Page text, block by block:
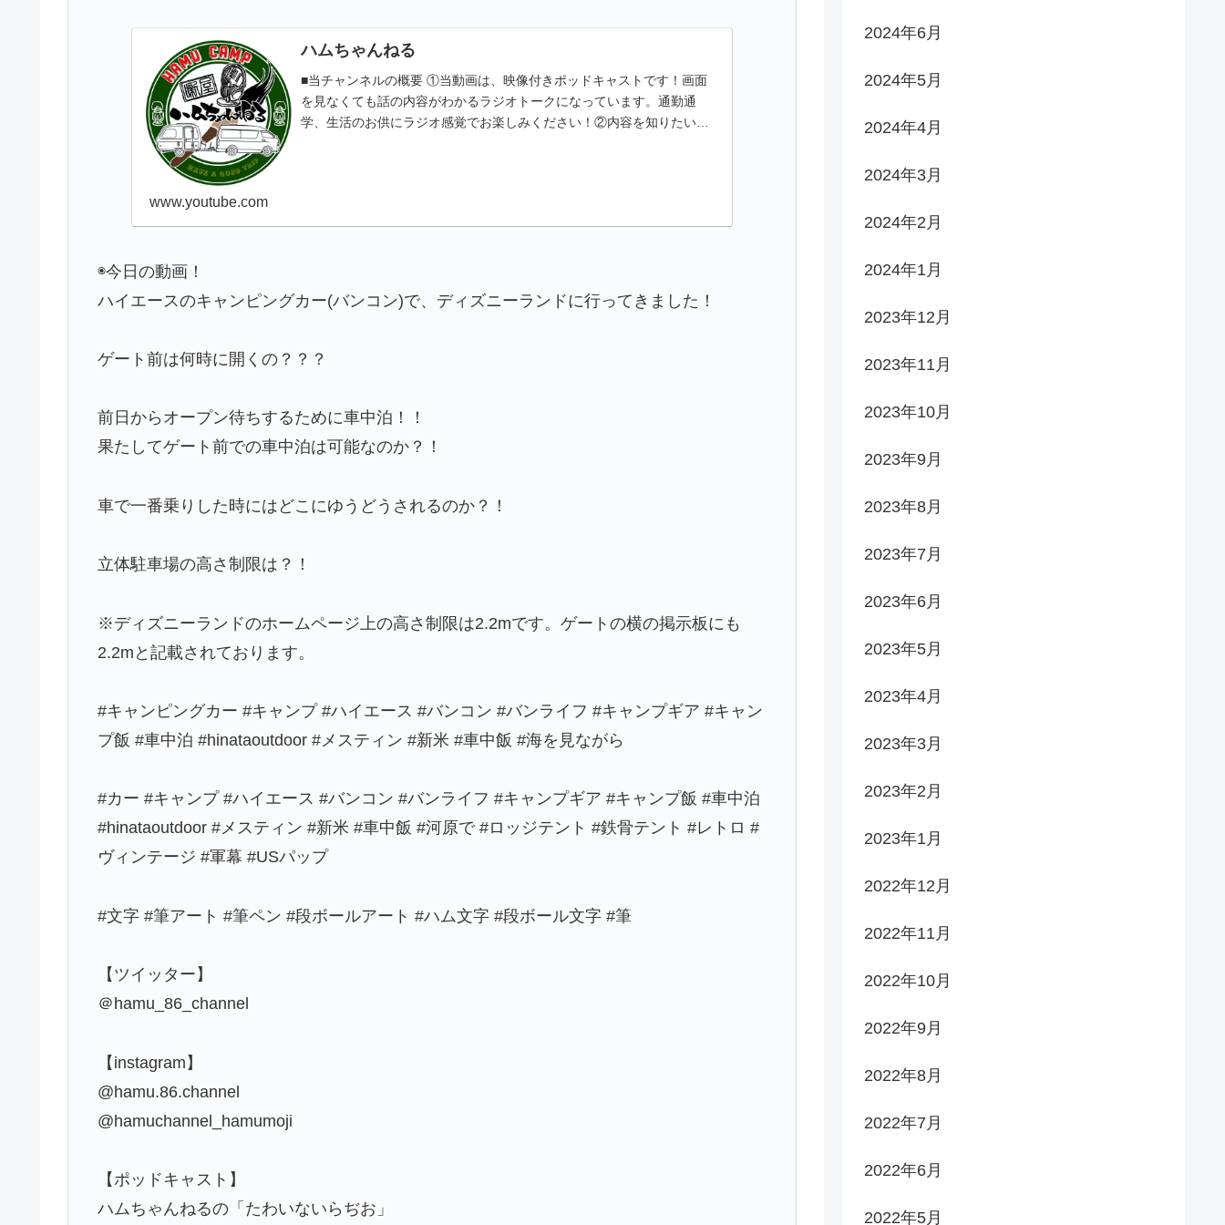
ハムちゃんねる
■当チャンネルの概要 ①当動画は、映像付きポッドキャストです！画面
を見なくても話の内容がわかるラジオトークになっています。通勤通
学、生活のお供にラジオ感覚でお楽しみください！②内容を知りたいと
www.youtube.com
◉今日の動画！
ハイエースのキャンピングカー(バンコン)で、ディズニーランドに行ってきました！
ゲート前は何時に開くの？？？
前日からオープン待ちするために車中泊！！
果たしてゲート前での車中泊は可能なのか？！
車で一番乗りした時にはどこにゆうどうされるのか？！
立体駐車場の高さ制限は？！
※ディズニーランドのホームページ上の高さ制限は2.2mです。ゲートの横の掲示板にも
2.2mと記載されております。
#キャンピングカー #キャンプ #ハイエース #バンコン #バンライフ #キャンプギア #キャン
プ飯 #車中泊 #hinataoutdoor #メスティン #新米 #車中飯 #海を見ながら
#カー #キャンプ #ハイエース #バンコン #バンライフ #キャンプギア #キャンプ飯 #車中泊
#hinataoutdoor #メスティン #新米 #車中飯 #河原で #ロッジテント #鉄骨テント #レトロ #
ヴィンテージ #軍幕 #USパップ
#文字 #筆アート #筆ペン #段ボールアート #ハム文字 #段ボール文字 #筆
【ツイッター】
＠hamu_86_channel
【instagram】
@hamu.86.channel
@hamuchannel_hamumoji
【ポッドキャスト】
ハムちゃんねるの「たわいないらぢお」
2024年6月
2024年5月
2024年4月
2024年3月
2024年2月
2024年1月
2023年12月
2023年11月
2023年10月
2023年9月
2023年8月
2023年7月
2023年6月
2023年5月
2023年4月
2023年3月
2023年2月
2023年1月
2022年12月
2022年11月
2022年10月
2022年9月
2022年8月
2022年7月
2022年6月
2022年5月